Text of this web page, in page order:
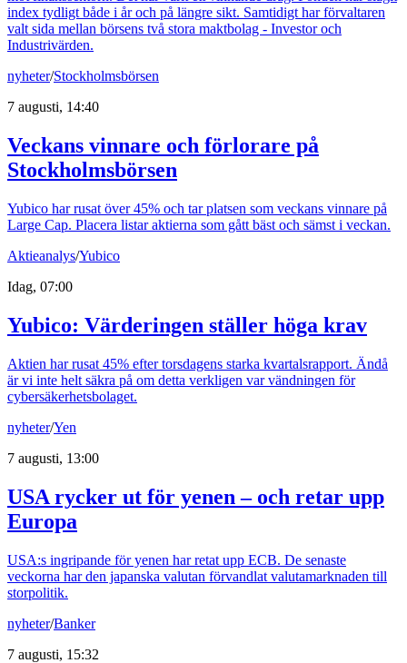
index tydligt både i år och på längre sikt. Samtidigt har förvaltaren
valt sida mellan börsens två stora maktbolag - Investor och
Industrivärden.
nyheter/Stockholmsbörsen
7 augusti, 14:40
Veckans vinnare och förlorare på
Stockholmsbörsen
Yubico har rusat över 45% och tar platsen som veckans vinnare på
Large Cap. Placera listar aktierna som gått bäst och sämst i veckan.
Aktieanalys/Yubico
Idag, 07:00
Yubico: Värderingen ställer höga krav
Aktien har rusat 45% efter torsdagens starka kvartalsrapport. Ändå
är vi inte helt säkra på om detta verkligen var vändningen för
cybersäkerhetsbolaget.
nyheter/Yen
7 augusti, 13:00
USA rycker ut för yenen – och retar upp
Europa
USA:s ingripande för yenen har retat upp ECB. De senaste
veckorna har den japanska valutan förvandlat valutamarknaden till
storpolitik.
nyheter/Banker
7 augusti, 15:32